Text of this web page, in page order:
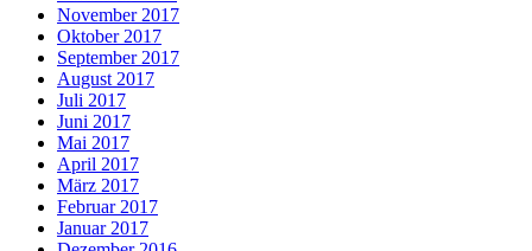
November 2017
Oktober 2017
September 2017
August 2017
Juli 2017
Juni 2017
Mai 2017
April 2017
März 2017
Februar 2017
Januar 2017